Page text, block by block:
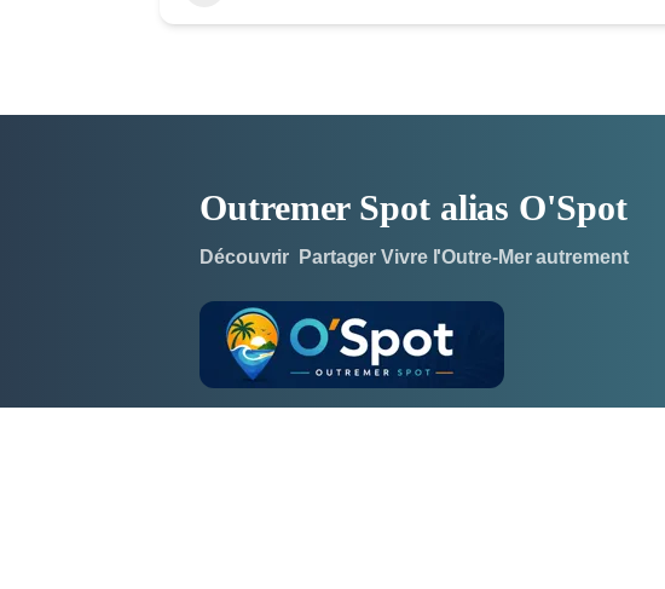
Outremer Spot alias O'Spot
Découvrir Partager Vivre l'Outre-Mer autrement